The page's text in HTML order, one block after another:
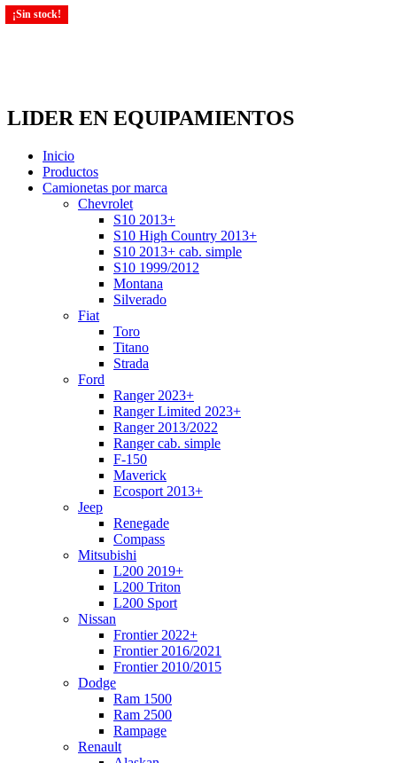
LIDER EN EQUIPAMIENTOS
Inicio
Productos
Camionetas por marca
Chevrolet
S10 2013+
S10 High Country 2013+
S10 2013+ cab. simple
S10 1999/2012
Montana
Silverado
Fiat
Toro
Titano
Strada
Ford
Ranger 2023+
Ranger Limited 2023+
Ranger 2013/2022
Ranger cab. simple
F-150
Maverick
Ecosport 2013+
Jeep
Renegade
Compass
Mitsubishi
L200 2019+
L200 Triton
L200 Sport
Nissan
Frontier 2022+
Frontier 2016/2021
Frontier 2010/2015
Dodge
Ram 1500
Ram 2500
Rampage
Renault
¡Sin stock!
¡Sin stock!
¡Sin stock!